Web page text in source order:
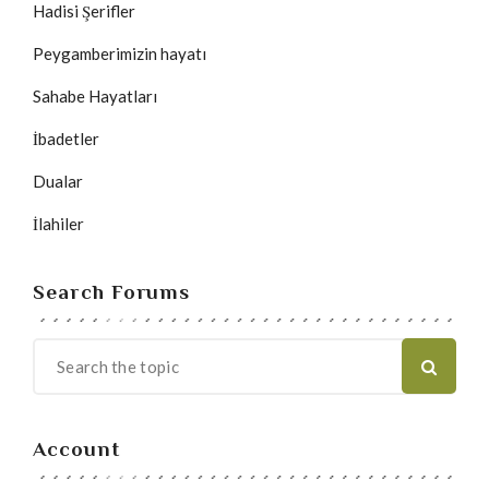
Hadisi Şerifler
Peygamberimizin hayatı
Sahabe Hayatları
İbadetler
Dualar
İlahiler
Search Forums
Account